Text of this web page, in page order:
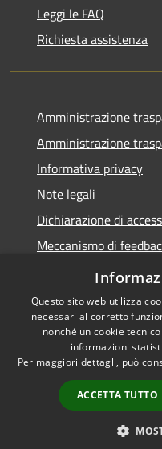
Leggi le FAQ
Richiesta assistenza
Amministrazione
Amministrazione
Informativa privacy
Note legali
Dichiarazione di
Meccanismo di
Whistleblowing
Accessibilità
Questo sito web utilizza
necessari al corretto
nonché un cookie
informazioni
Per maggiori dettagli, può
ACCETTA TUTTO